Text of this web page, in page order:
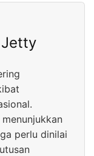
perlu dinilai